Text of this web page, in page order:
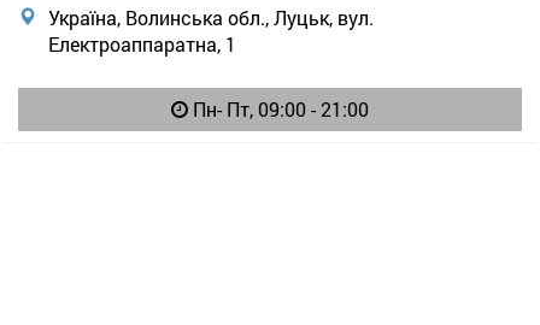
Україна, Волинська обл., Луцьк, вул.
Електроаппаратна, 1
Пн- Пт, 09:00 - 21:00